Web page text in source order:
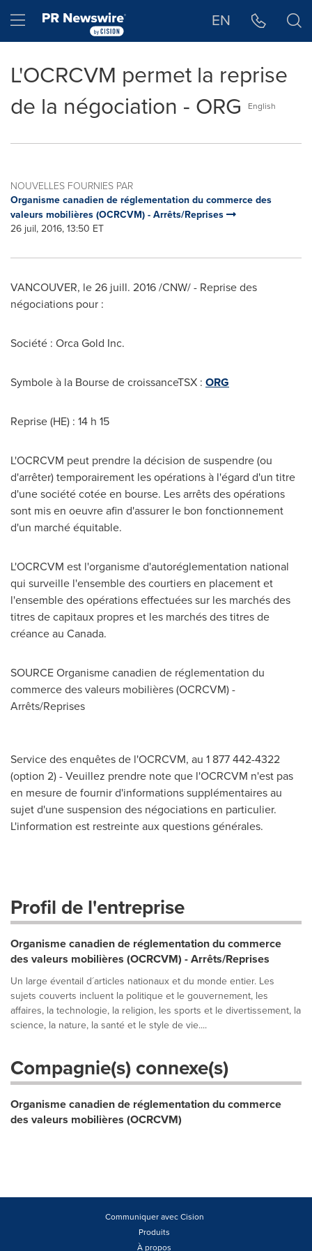
Hamburger menu EN
L'OCRCVM permet la reprise
de la négociation - ORG
English
NOUVELLES FOURNIES PAR
Organisme canadien de réglementation du commerce des
valeurs mobilières (OCRCVM) - Arrêts/Reprises
26 juil, 2016, 13:50 ET
VANCOUVER, le 26 juill. 2016 /CNW/ - Reprise des
négociations pour :
Société : Orca Gold Inc.
Symbole à la Bourse de croissanceTSX : ORG
Reprise (HE) : 14 h 15
L'OCRCVM peut prendre la décision de suspendre (ou
d'arrêter) temporairement les opérations à l'égard d'un titre
d'une société cotée en bourse. Les arrêts des opérations
sont mis en oeuvre afin d'assurer le bon fonctionnement
d'un marché équitable.
L'OCRCVM est l'organisme d'autoréglementation national
qui surveille l'ensemble des courtiers en placement et
l'ensemble des opérations effectuées sur les marchés des
titres de capitaux propres et les marchés des titres de
créance au Canada.
SOURCE Organisme canadien de réglementation du
commerce des valeurs mobilières (OCRCVM) -
Arrêts/Reprises
Service des enquêtes de l'OCRCVM, au 1 877 442-4322
(option 2) - Veuillez prendre note que l'OCRCVM n'est pas
en mesure de fournir d'informations supplémentaires au
sujet d'une suspension des négociations en particulier.
L'information est restreinte aux questions générales.
Profil de l'entreprise
Organisme canadien de réglementation du commerce
des valeurs mobilières (OCRCVM) - Arrêts/Reprises
Un large éventail d´articles nationaux et du monde entier. Les
sujets couverts incluent la politique et le gouvernement, les
affaires, la technologie, la religion, les sports et le divertissement, la
science, la nature, la santé et le style de vie....
Compagnie(s) connexe(s)
Organisme canadien de réglementation du commerce
des valeurs mobilières (OCRCVM)
Communiquer avec Cision
Produits
À propos